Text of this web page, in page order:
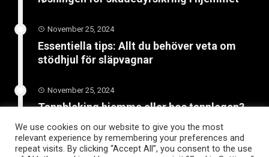
November 25, 2024
Essentiella tips: Allt du behöver veta om
stödhjul för släpvagnar
November 25, 2024
Tannbleking hjemme eller hos tannlegen?
Finn ut hvilken metode som er tryggest for
ditt smil
We use cookies on our website to give you the most
relevant experience by remembering your preferences and
repeat visits. By clicking “Accept All”, you consent to the use